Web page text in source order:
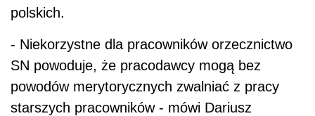
polskich.
- Niekorzystne dla pracowników orzecznictwo
SN powoduje, że pracodawcy mogą bez
powodów merytorycznych zwalniać z pracy
starszych pracowników - mówi Dariusz